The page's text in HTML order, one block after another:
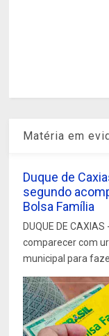
Matéria em
Duque de
segundo
Bolsa Família
DUQUE DE
comparecer com
municipal para